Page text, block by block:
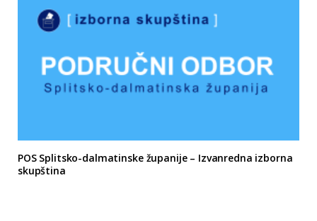
POS Splitsko-dalmatinske županije – Izvanredna izborna
skupština